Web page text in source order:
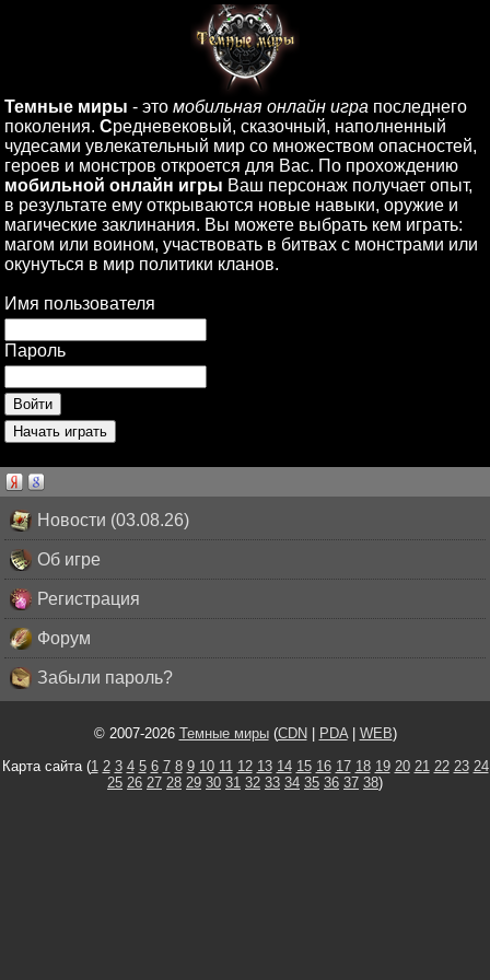
Темные миры - это мобильная онлайн игра последнего
поколения. Средневековый, сказочный, наполненный
чудесами увлекательный мир со множеством опасностей,
героев и монстров откроется для Вас. По прохождению
мобильной онлайн игры Ваш персонаж получает опыт,
в результате ему открываются новые навыки, оружие и
магические заклинания. Вы можете выбрать кем играть:
магом или воином, участвовать в битвах с монстрами или
окунуться в мир политики кланов.
Имя пользователя
Пароль
Новости (03.08.26)
Об игре
Регистрация
Форум
Забыли пароль?
© 2007-2026 Темные миры(CDN| PDA| WEB)
Карта сайта (1 2 3 4 5 6 7 8 9 10 11 12 13 14 15 16 17 18 19 20 21 22 23 24
25 26 27 28 29 30 31 32 33 34 35 36 37 38)